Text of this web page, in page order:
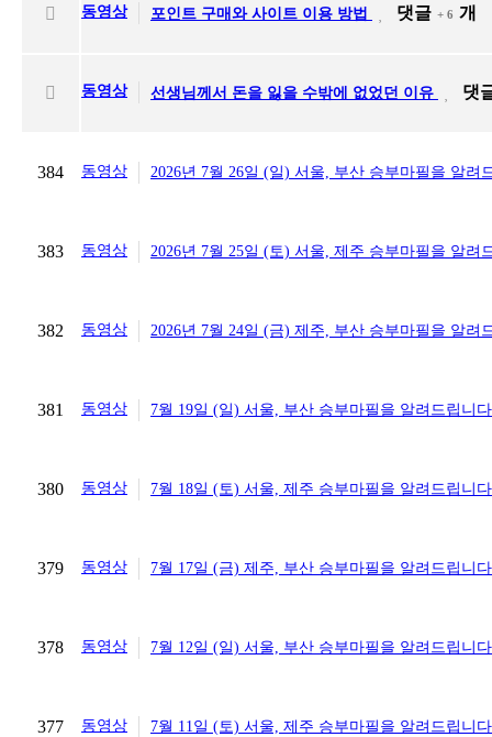
동영상 포인트 구매와 사이트 이용 방법 댓글 + 6 개
동영상 선생님께서 돈을 잃을 수밖에 없었던 이유 댓
384 동영상 2026년 7월 26일 (일) 서울, 부산 승부마필을 알려
383 동영상 2026년 7월 25일 (토) 서울, 제주 승부마필을 알
382 동영상 2026년 7월 24일 (금) 제주, 부산 승부마필을 알
381 동영상 7월 19일 (일) 서울, 부산 승부마필을 알려드립니
380 동영상 7월 18일 (토) 서울, 제주 승부마필을 알려드립니
379 동영상 7월 17일 (금) 제주, 부산 승부마필을 알려드립니
378 동영상 7월 12일 (일) 서울, 부산 승부마필을 알려드립니
377 동영상 7월 11일 (토) 서울, 제주 승부마필을 알려드립니